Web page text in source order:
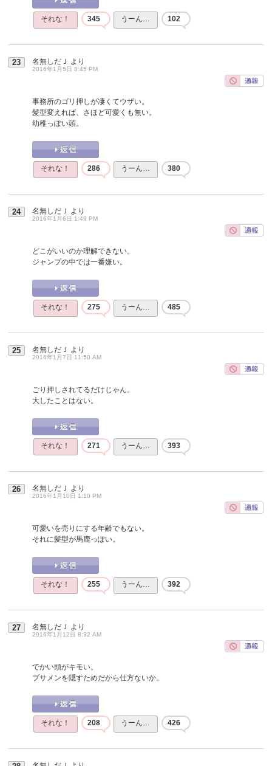
それな！ 345 うーん… 102
23 名無しだＪ より
2016年1月5日 8:45 PM
事務所のゴリ押しが凄くてウザい。
髪型変えれば、さほど可愛くも無い。
幼稚っぽい頭。
それな！ 286 うーん… 380
24 名無しだＪ より
2016年1月6日 1:49 PM
どこがいいのか理解できない。
ジャンプの中では一番嫌い。
それな！ 275 うーん… 485
25 名無しだＪ より
2016年1月7日 11:50 AM
ごり押しされてるだけじゃん。
大したことはない。
それな！ 271 うーん… 393
26 名無しだＪ より
2016年1月10日 1:10 PM
可愛いを売りにする年齢でもない。
それに髪型が馬鹿っぽい。
それな！ 255 うーん… 392
27 名無しだＪ より
2016年1月12日 8:32 AM
でかい頭がキモい。
ブサメンを隠すためだから仕方ないか。
それな！ 208 うーん… 426